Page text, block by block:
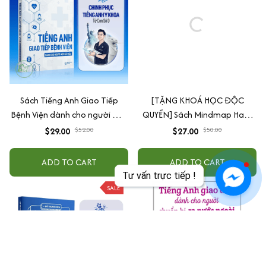
Tư vấn trực tiếp !
Sách Tiếng Anh Giao Tiếp
Bệnh Viện dành cho người mới
bắt đầu - Tác giả BS. Đỗ Trung
$29.00 $52.00
ADD TO CART
[TẶNG KHOÁ HỌC ĐỘC
QUYỀN] Sách Mindmap Hack
Phát Âm Tiếng Anh Cho Người
Chinh Phục IPA
$27.00 $50.00
ADD TO CART
SALE